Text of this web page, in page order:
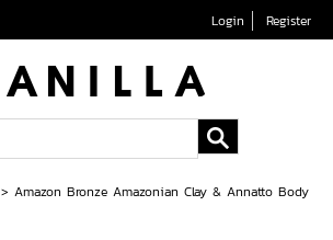
Login Register
>Amazon Bronze Amazonian Clay & Annatto Body